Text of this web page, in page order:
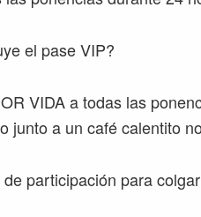
el pase VIP?
VIDA a todas las
junto a un café calentito
participación para